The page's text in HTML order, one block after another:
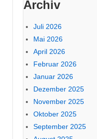
Archiv
Juli 2026
Mai 2026
April 2026
Februar 2026
Januar 2026
Dezember 2025
November 2025
Oktober 2025
September 2025